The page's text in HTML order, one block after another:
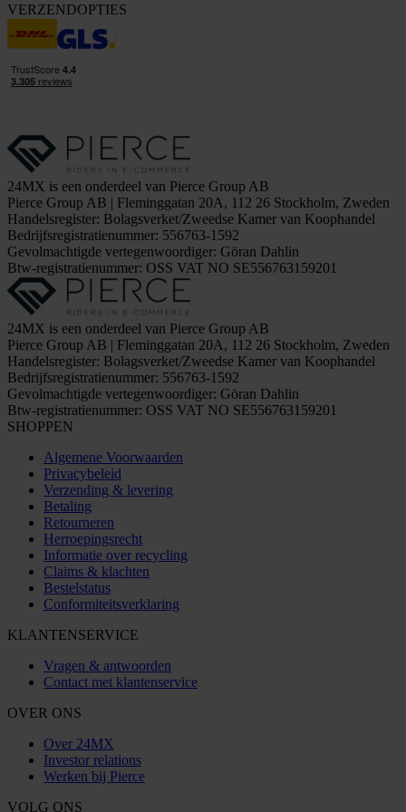
VERZENDOPTIES
24MX is een onderdeel van Pierce Group AB
Pierce Group AB | Fleminggatan 20A, 112 26 Stockholm, Zweden
Handelsregister: Bolagsverket/Zweedse Kamer van Koophandel
Bedrijfsregistratienummer: 556763-1592
Gevolmachtigde vertegenwoordiger: Göran Dahlin
Btw-registratienummer: OSS VAT NO SE556763159201
24MX is een onderdeel van Pierce Group AB
Pierce Group AB | Fleminggatan 20A, 112 26 Stockholm, Zweden
Handelsregister: Bolagsverket/Zweedse Kamer van Koophandel
Bedrijfsregistratienummer: 556763-1592
Gevolmachtigde vertegenwoordiger: Göran Dahlin
Btw-registratienummer: OSS VAT NO SE556763159201
SHOPPEN
Algemene Voorwaarden
Privacybeleid
Verzending & levering
Betaling
Retourneren
Herroepingsrecht
Informatie over recycling
Claims & klachten
Bestelstatus
Conformiteitsverklaring
KLANTENSERVICE
Vragen & antwoorden
Contact met klantenservice
OVER ONS
Over 24MX
Investor relations
Werken bij Pierce
VOLG ONS